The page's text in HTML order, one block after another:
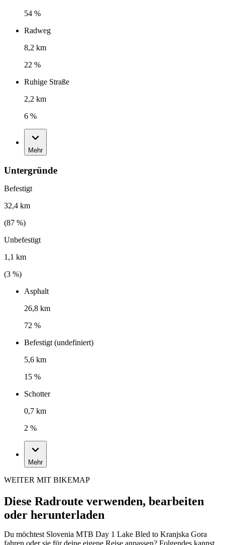
54 %
Radweg
8,2 km
22 %
Ruhige Straße
2,2 km
6 %
Mehr
Untergründe
Befestigt
32,4 km
(87 %)
Unbefestigt
1,1 km
(3 %)
Asphalt
26,8 km
72 %
Befestigt (undefiniert)
5,6 km
15 %
Schotter
0,7 km
2 %
Mehr
WEITER MIT BIKEMAP
Diese Radroute verwenden, bearbeiten
oder herunterladen
Du möchtest Slovenia MTB Day 1 Lake Bled to Kranjska Gora
fahren oder sie für deine eigene Reise anpassen? Folgendes kannst